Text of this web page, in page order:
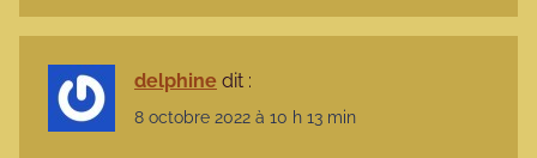
delphine dit :
8 octobre 2022 à 10 h 13 min